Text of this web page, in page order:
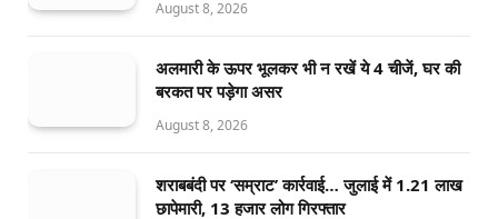
August 8, 2026
अलमारी के ऊपर भूलकर भी न रखें ये 4 चीजें, घर की
बरकत पर पड़ेगा असर
August 8, 2026
शराबबंदी पर ‘सम्राट’ कार्रवाई… जुलाई में 1.21 लाख
छापेमारी, 13 हजार लोग गिरफ्तार